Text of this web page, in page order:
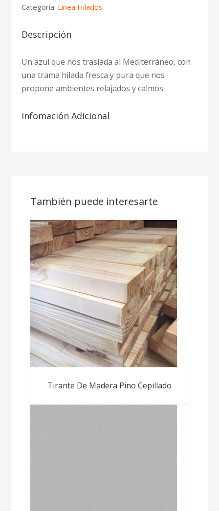
Categoría: Linea Hilados
Descripción
Un azul que nos traslada al Mediterráneo, con
una trama hilada fresca y pura que nos
propone ambientes relajados y calmos.
Infomación Adicional
También puede interesarte
Tirante De Madera Pino Cepillado